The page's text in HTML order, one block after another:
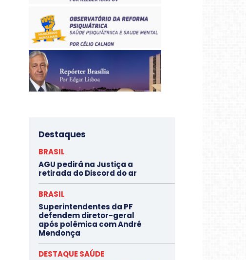
Destaques
BRASIL
AGU pedirá na Justiça a
retirada do Discord do ar
BRASIL
Superintendentes da PF
defendem diretor-geral
após polêmica com André
Mendonça
DESTAQUE SAÚDE